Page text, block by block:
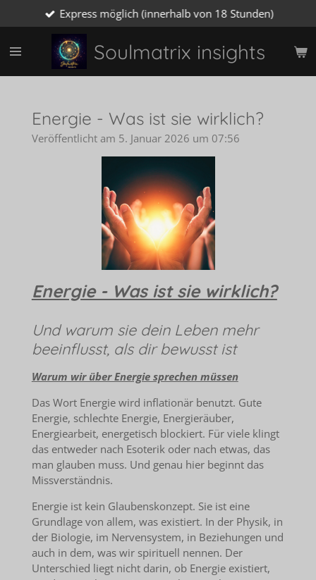
Hauptinhalt
springen
Soulmatrix insights
Express möglich (innerhalb von 18 Stunden)
Energie - Was ist sie wirklich?
Veröffentlicht am 5. Januar 2026 um 07:56
Energie - Was ist sie wirklich?
Und warum sie dein Leben mehr
beeinflusst, als dir bewusst ist
Warum wir über Energie sprechen müssen
Das Wort Energie wird inflationär benutzt. Gute
Energie, schlechte Energie, Energieräuber,
Energiearbeit, energetisch blockiert. Für viele klingt
das entweder nach Esoterik oder nach etwas, das
man glauben muss. Und genau hier beginnt das
Missverständnis.
Energie ist kein Glaubenskonzept. Sie ist eine
Grundlage von allem, was existiert. In der Physik, in
der Biologie, im Nervensystem, in Beziehungen und
auch in dem, was wir spirituell nennen. Der
Unterschied liegt nicht darin, ob Energie existiert,